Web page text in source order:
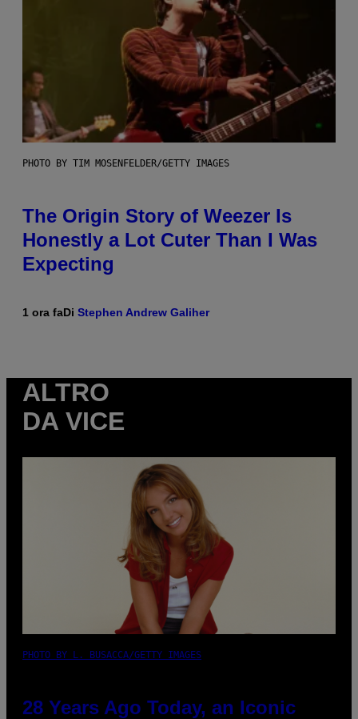
PHOTO BY TIM MOSENFELDER/GETTY IMAGES
The Origin Story of Weezer Is
Honestly a Lot Cuter Than I Was
Expecting
1 ora faDi Stephen Andrew Galiher
ALTRO
DA VICE
PHOTO BY L. BUSACCA/GETTY IMAGES
28 Years Ago Today, an Iconic